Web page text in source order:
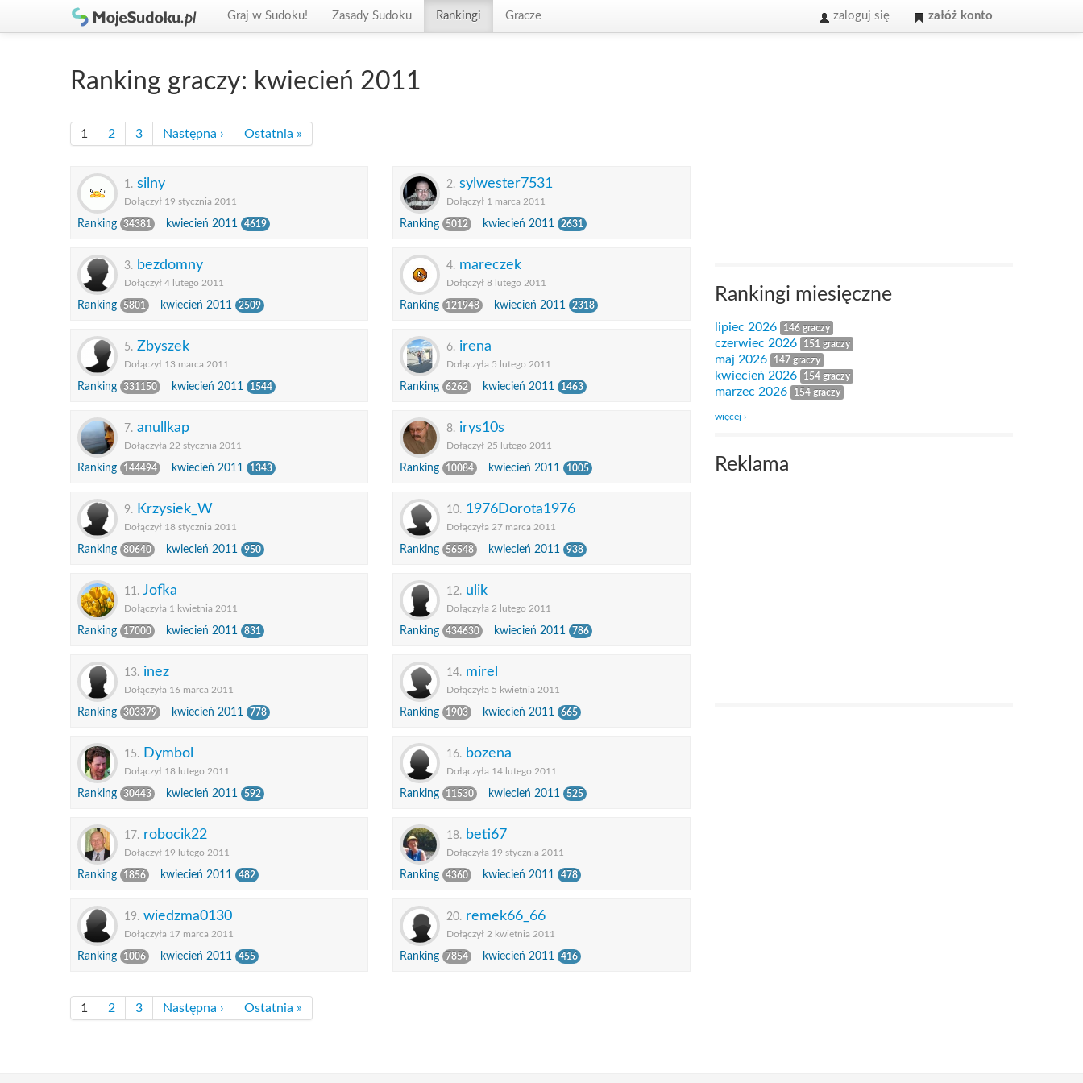
Graj w Sudoku! Zasady Sudoku Rankingi Gracze zaloguj się załóż konto
Ranking graczy: kwiecień 2011
1 2 3 Następna › Ostatnia »
1. silny
Dołączył 19 stycznia 2011
Ranking 34381 kwiecień 2011 4619
2. sylwester7531
Dołączył 1 marca 2011
Ranking 5012 kwiecień 2011 2631
3. bezdomny
Dołączył 4 lutego 2011
Ranking 5801 kwiecień 2011 2509
4. mareczek
Dołączył 8 lutego 2011
Ranking 121948 kwiecień 2011 2318
5. Zbyszek
Dołączył 13 marca 2011
Ranking 331150 kwiecień 2011 1544
6. irena
Dołączyła 5 lutego 2011
Ranking 6262 kwiecień 2011 1463
7. anullkap
Dołączyła 22 stycznia 2011
Ranking 144494 kwiecień 2011 1343
8. irys10s
Dołączył 25 lutego 2011
Ranking 10084 kwiecień 2011 1005
9. Krzysiek_W
Dołączył 18 stycznia 2011
Ranking 80640 kwiecień 2011 950
10. 1976Dorota1976
Dołączyła 27 marca 2011
Ranking 56548 kwiecień 2011 938
11. Jofka
Dołączyła 1 kwietnia 2011
Ranking 17000 kwiecień 2011 831
12. ulik
Dołączyła 2 lutego 2011
Ranking 434630 kwiecień 2011 786
13. inez
Dołączyła 16 marca 2011
Ranking 303379 kwiecień 2011 778
14. mirel
Dołączyła 5 kwietnia 2011
Ranking 1903 kwiecień 2011 665
15. Dymbol
Dołączył 18 lutego 2011
Ranking 30443 kwiecień 2011 592
16. bozena
Dołączyła 14 lutego 2011
Ranking 11530 kwiecień 2011 525
17. robocik22
Dołączył 19 lutego 2011
Ranking 1856 kwiecień 2011 482
18. beti67
Dołączyła 19 stycznia 2011
Ranking 4360 kwiecień 2011 478
19. wiedzma0130
Dołączyła 17 marca 2011
Ranking 1006 kwiecień 2011 455
20. remek66_66
Dołączył 2 kwietnia 2011
Ranking 7854 kwiecień 2011 416
1 2 3 Następna › Ostatnia »
Rankingi miesięczne
lipiec 2026 146 graczy
czerwiec 2026 151 graczy
maj 2026 147 graczy
kwiecień 2026 154 graczy
marzec 2026 154 graczy
więcej ›
Reklama